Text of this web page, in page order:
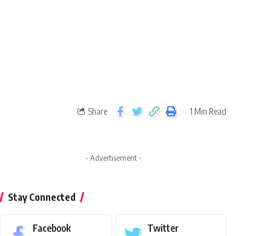
Share 1 Min Read
- Advertisement -
Stay Connected
Facebook Twitter